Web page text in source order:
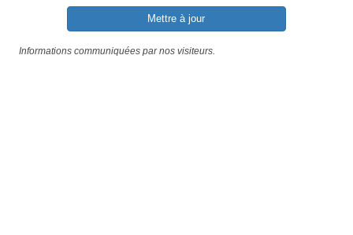
Mettre à jour
Informations communiquées par nos visiteurs.